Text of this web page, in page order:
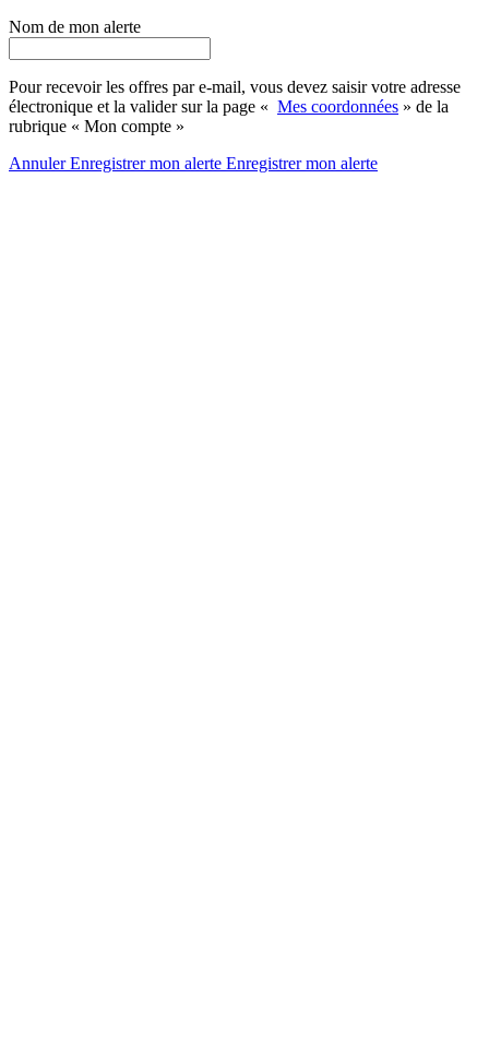
Nom de mon alerte
Pour recevoir les offres par e-mail, vous devez saisir votre adresse
électronique et la valider sur la page « Mes coordonnées » de la
rubrique « Mon compte »
AnnulerEnregistrer mon alerte Enregistrermon alerte